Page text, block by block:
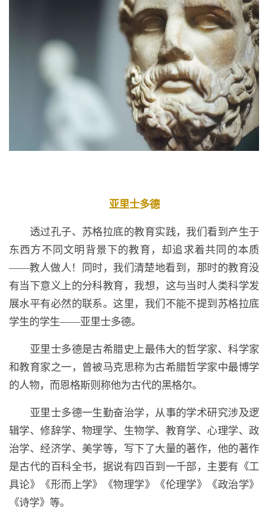
亚里士多德
透过孔子、苏格拉底的教育实践，我们看到产生于
东西方不同文明背景下的教育，却追求着共同的本质
——教人做人！同时，我们清楚地看到，那时的教育没
有当下意义上的分科教育，我想，这与当时人类科学发
展水平有必然的联系。这里，我们不能不提到苏格拉底
学生的学生——亚里士多德。
亚里士多德是古希腊史上最伟大的哲学家、科学家
和教育家之一，曾被马克思称为古希腊哲学家中最博学
的人物，而恩格斯则称他为古代的黑格尔。
亚里士多德一生勤奋治学，从事的学术研究涉及逻
辑学、修辞学、物理学、生物学、教育学、心理学、政
治学、经济学、美学等，写下了大量的著作，他的著作
是古代的百科全书，据说有四百到一千部，主要有《工
具论》《形而上学》《物理学》《伦理学》《政治学》
《诗学》等。